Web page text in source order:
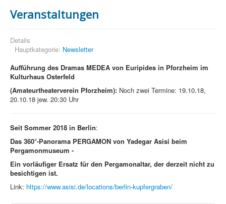
Veranstaltungen
Details
Hauptkategorie: Newsletter
Aufführung des Dramas MEDEA von Euripides in Pforzheim im
Kulturhaus Osterfeld
(Amateurtheaterverein Pforzheim): Noch zwei Termine: 19.10.18,
20.10.18 jew. 20:30 Uhr
Seit Sommer 2018 in Berlin:
Das 360°-Panorama PERGAMON von Yadegar Asisi beim
Pergamonmuseum -
Ein vorläufiger Ersatz für den Pergamonaltar, der derzeit nicht zu
besichtigen ist.
Link: https://www.asisi.de/locations/berlin-kupfergraben/